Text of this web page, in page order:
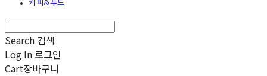
커피&푸드
Search 검색
Log In 로그인
Cart장바구니